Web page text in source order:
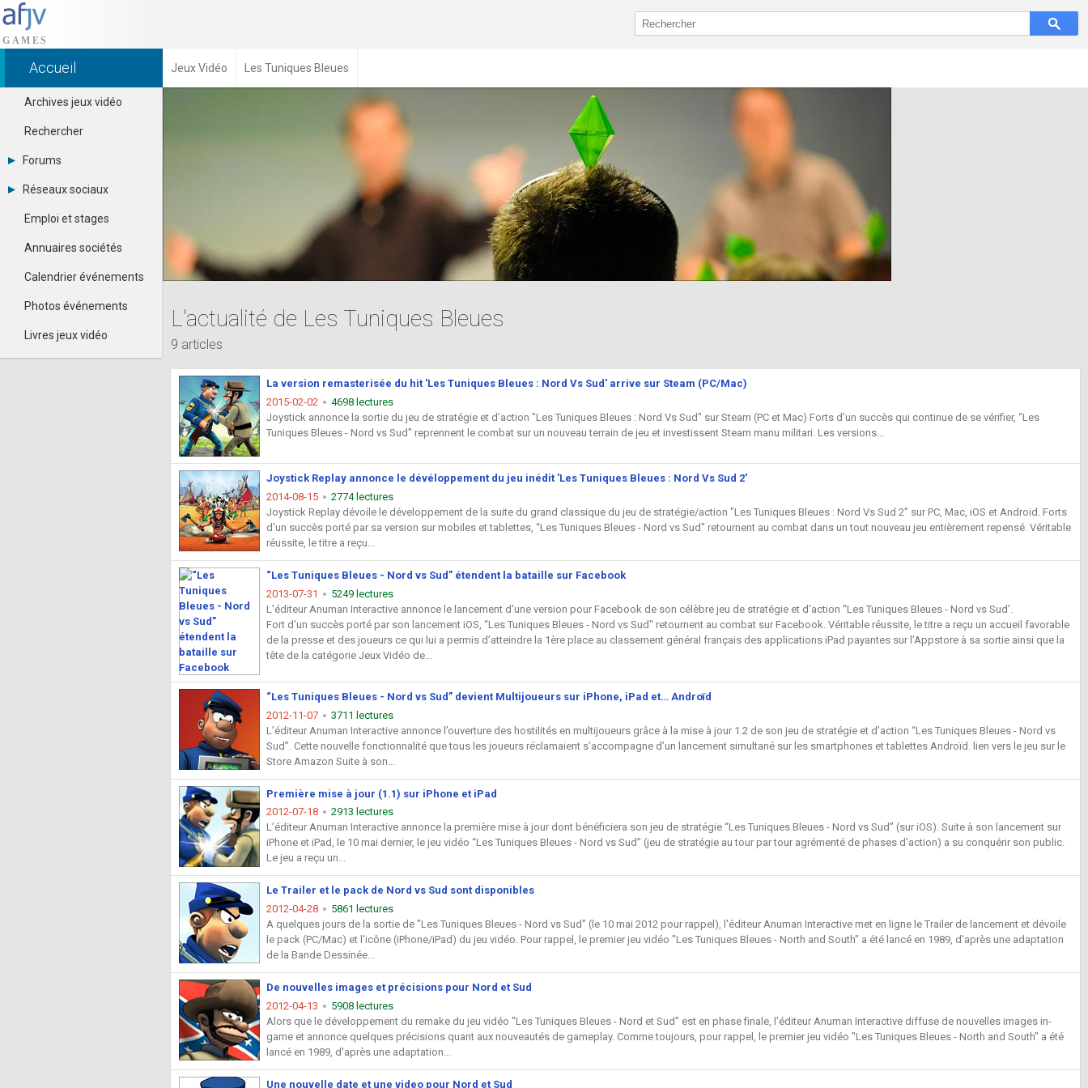
Accueil Jeux Vidéo Les Tuniques Bleues
Archives jeux vidéo
Rechercher
Forums
Tous les forums
-
Contacter un modérateur
Réseaux sociaux
Dailymotion
Facebook
Google+
Pinterest
Youtube
Emploi et stages
Annuaires sociétés
Calendrier événements
Photos événements
Livres jeux vidéo
L'actualité de Les Tuniques Bleues
9 articles
La version remasterisée du hit 'Les Tuniques Bleues : Nord Vs Sud' arrive sur Steam (PC/Mac)
2015-02-02
4698 lectures
Joystick annonce la sortie du jeu de stratégie et d’action "Les Tuniques Bleues : Nord Vs Sud" sur Steam (PC et Mac) Forts d’un succès qui continue de se vérifier, “Les
Tuniques Bleues - Nord vs Sud" reprennent le combat sur un nouveau terrain de jeu et investissent Steam manu militari. Les versions...
Joystick Replay annonce le dévéloppement du jeu inédit 'Les Tuniques Bleues : Nord Vs Sud 2'
2014-08-15
2774 lectures
Joystick Replay dévoile le développement de la suite du grand classique du jeu de stratégie/action "Les Tuniques Bleues : Nord Vs Sud 2" sur PC, Mac, iOS et Android. Forts
d’un succès porté par sa version sur mobiles et tablettes, “Les Tuniques Bleues - Nord vs Sud" retournent au combat dans un tout nouveau jeu entièrement repensé. Véritable
réussite, le titre a reçu...
“Les Tuniques Bleues - Nord vs Sud” étendent la bataille sur Facebook
2013-07-31
5249 lectures
L'éditeur Anuman Interactive annonce le lancement d'une version pour Facebook de son célèbre jeu de stratégie et d'action “Les Tuniques Bleues - Nord vs Sud'.
Fort d’un succès porté par son lancement iOS, “Les Tuniques Bleues - Nord vs Sud" retournent au combat sur Facebook. Véritable réussite, le titre a reçu un accueil favorable
de la presse et des joueurs ce qui lui a permis d’atteindre la 1ère place au classement général français des applications iPad payantes sur l’Appstore à sa sortie ainsi que la
tête de la catégorie Jeux Vidéo de...
“Les Tuniques Bleues - Nord vs Sud” devient Multijoueurs sur iPhone, iPad et… Androïd
2012-11-07
3711 lectures
L’éditeur Anuman Interactive annonce l’ouverture des hostilités en multijoueurs grâce à la mise à jour 1.2 de son jeu de stratégie et d’action “Les Tuniques Bleues - Nord vs
Sud”. Cette nouvelle fonctionnalité que tous les joueurs réclamaient s’accompagne d’un lancement simultané sur les smartphones et tablettes Androïd. lien vers le jeu sur le
Store Amazon Suite à son...
Première mise à jour (1.1) sur iPhone et iPad
2012-07-18
2913 lectures
L’éditeur Anuman Interactive annonce la première mise à jour dont bénéficiera son jeu de stratégie “Les Tuniques Bleues - Nord vs Sud” (sur iOS). Suite à son lancement sur
iPhone et iPad, le 10 mai dernier, le jeu vidéo “Les Tuniques Bleues - Nord vs Sud” (jeu de stratégie au tour par tour agrémenté de phases d’action) a su conquérir son public.
Le jeu a reçu un...
Le Trailer et le pack de Nord vs Sud sont disponibles
2012-04-28
5861 lectures
A quelques jours de la sortie de "Les Tuniques Bleues - Nord vs Sud" (le 10 mai 2012 pour rappel), l'éditeur Anuman Interactive met en ligne le Trailer de lancement et dévoile
le pack (PC/Mac) et l'icône (iPhone/iPad) du jeu vidéo. Pour rappel, le premier jeu vidéo "Les Tuniques Bleues - North and South" a été lancé en 1989, d'après une adaptation
de la Bande Dessinée...
De nouvelles images et précisions pour Nord et Sud
2012-04-13
5908 lectures
Alors que le développement du remake du jeu vidéo "Les Tuniques Bleues - Nord et Sud" est en phase finale, l'éditeur Anuman Interactive diffuse de nouvelles images in-
game et annonce quelques précisions quant aux nouveautés de gameplay. Comme toujours, pour rappel, le premier jeu vidéo "Les Tuniques Bleues - North and South" a été
lancé en 1989, d'après une adaptation...
Une nouvelle date et une video pour Nord et Sud